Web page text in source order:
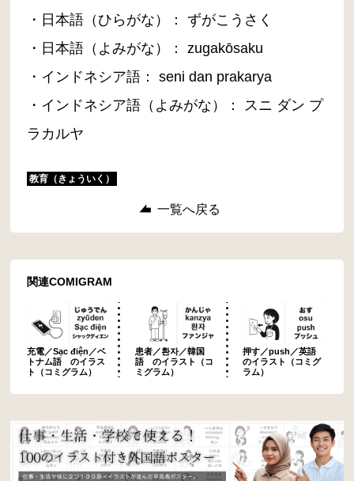
・日本語（ひらがな）： ずがこうさく
・日本語（よみがな）： zugakōsaku
・インドネシア語： seni dan prakarya
・インドネシア語（よみがな）： スニ ダン プ
ラカルヤ
教育（きょういく）
一覧へ戻る
関連COMIGRAM
充電／Sạc điện／ベ
トナム語 のイラス
ト（コミグラム）
患者／환자／韓国
語 のイラスト（コ
ミグラム）
押す／push／英語
のイラスト（コミグ
ラム）